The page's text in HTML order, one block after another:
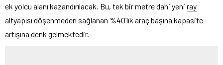
ek yolcu alanı kazandırılacak. Bu, tek bir metre dahi yeni ray
altyapısı döşenmeden sağlanan %40’lık araç başına kapasite
artışına denk gelmektedir.